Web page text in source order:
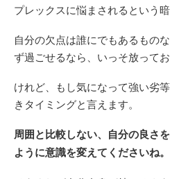
プレックスに悩まされるという暗
自分の欠点は誰にでもあるもの
ず過ごせるなら、いっそ放ってお
けれど、もし気になって強い劣
きタイミングと言えます。
周囲と比較しない、自分の良さ
ように意識を変えてくださいね。